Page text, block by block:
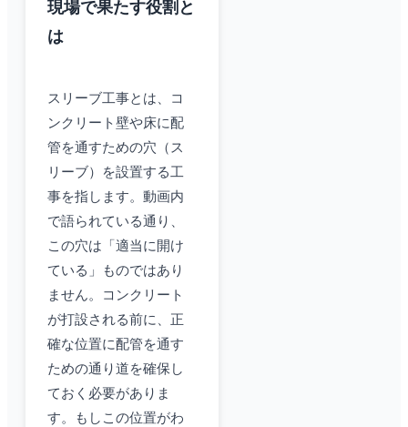
現場で果たす役割と
は
スリーブ工事とは、コ
ンクリート壁や床に配
管を通すための穴（ス
リーブ）を設置する工
事を指します。動画内
で語られている通り、
この穴は「適当に開け
ている」ものではあり
ません。コンクリート
が打設される前に、正
確な位置に配管を通す
ための通り道を確保し
ておく必要がありま
す。もしこの位置がわ